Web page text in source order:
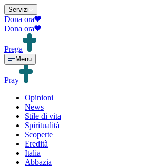
Servizi
Dona ora
Dona ora
Prega
Menu
Pray
Opinioni
News
Stile di vita
Spiritualità
Scoperte
Eredità
Italia
Abbazia